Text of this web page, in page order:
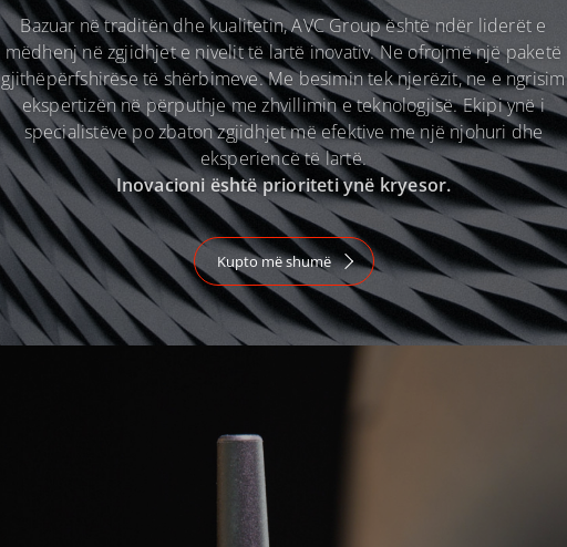
Bazuar në traditën dhe kualitetin, AVC Group është ndër liderët e
mëdhenj në zgjidhjet e nivelit të lartë inovativ. Ne ofrojmë një paketë
gjithëpërfshirëse të shërbimeve. Me besimin tek njerëzit, ne e ngrisim
ekspertizën në përputhje me zhvillimin e teknologjisë. Ekipi ynë i
specialistëve po zbaton zgjidhjet më efektive me një njohuri dhe
eksperiencë të lartë.
Inovacioni është prioriteti ynë kryesor.
Kupto më shumë